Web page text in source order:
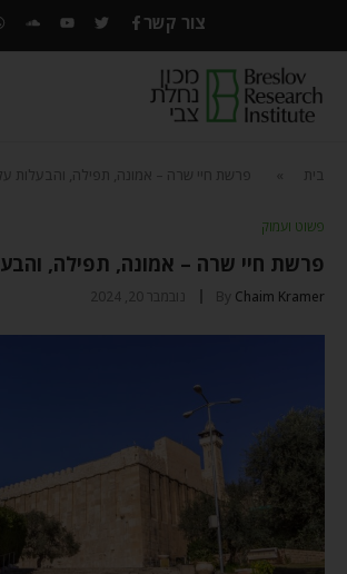
צור קשר
» פרשת חיי שרה – אמונה, תפילה, והבעלות על
פשוט ועמוק
פרשת חיי שרה – אמונה, תפילה,
ByChaim Kramer נובמבר 20, 2024